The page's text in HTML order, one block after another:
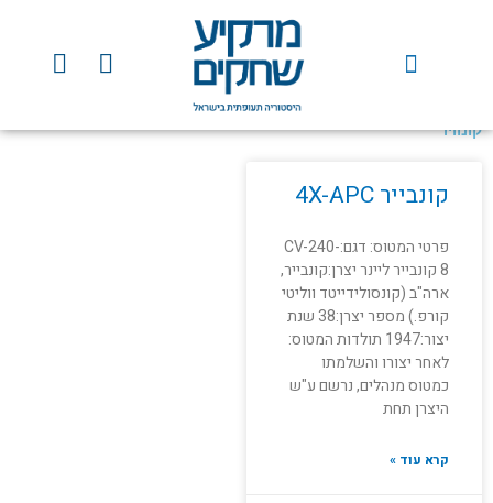
F
a
e
Y
o
t קונוויר
קונבייר 4X-APC
פרטי המטוס: דגם:CV-240-
8 קונבייר ליינר יצרן:קונבייר,
ארה"ב (קונסולידייטד ווליטי
קורפ.) מספר יצרן:38 שנת
יצור:1947 תולדות המטוס:
לאחר יצורו והשלמתו
כמטוס מנהלים, נרשם ע"ש
היצרן תחת
קרא עוד »